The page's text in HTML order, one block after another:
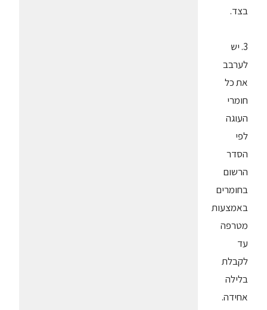
בצד.
3. יש
לערבב
את כל
חומרי
העוגה
לפי
הסדר
הרשום
בחומרים
באמצעות
מטרפה
עד
לקבלת
בלילה
אחידה.